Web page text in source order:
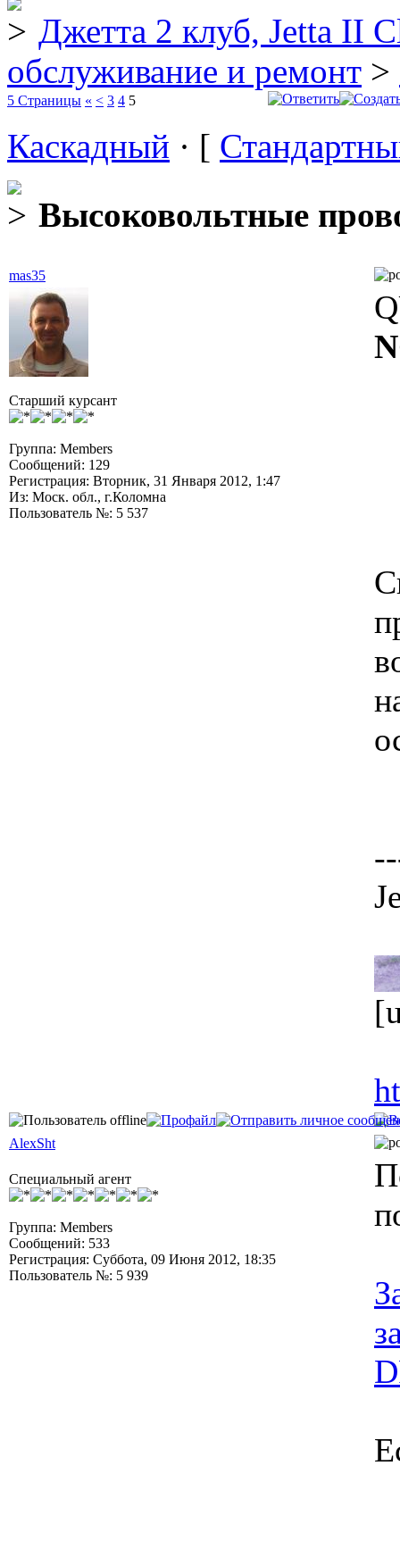
Джетта 2 клуб, Jetta II
обслуживание и ремонт >
5 Страницы « < 3 4 5
Каскадный · [
Высоковольтные
mas35
Старший курсант
Группа: Members
Сообщений: 129
Регистрация: Вторник, 31 Января 2012, 1:47
Из: Моск. обл., г.Коломна
Пользователь №: 5 537
AlexSht
Специальный агент
Группа: Members
Сообщений: 533
Регистрация: Суббота, 09 Июня 2012, 18:35
Пользователь №: 5 939